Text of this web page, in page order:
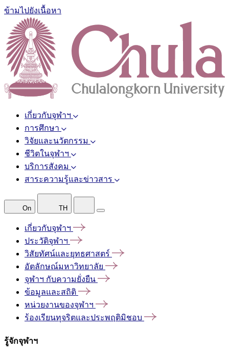
ข้ามไปยังเนื้อหา
เกี่ยวกับจุฬาฯ
การศึกษา
วิจัยและนวัตกรรม
ชีวิตในจุฬาฯ
บริการสังคม
สาระความรู้และข่าวสาร
On TH
เกี่ยวกับจุฬาฯ
ประวัติจุฬาฯ
วิสัยทัศน์และยุทธศาสตร์
อัตลักษณ์มหาวิทยาลัย
จุฬาฯ กับความยั่งยืน
ข้อมูลและสถิติ
หน่วยงานของจุฬาฯ
ร้องเรียนทุจริตและประพฤติมิชอบ
รู้จักจุฬาฯ